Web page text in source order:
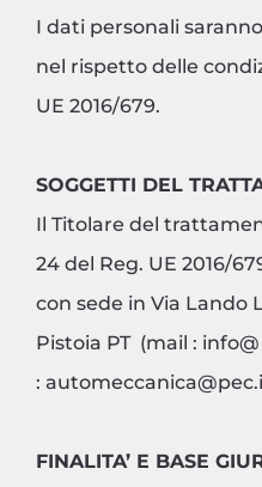
I dati personali
nel rispetto delle
UE 2016/679.
SOGGETTI DEL
Il Titolare del
24 del Reg. UE 2016/
con sede in Via Lando
Pistoia PT (mail :
:
FINALITA’ E BASE